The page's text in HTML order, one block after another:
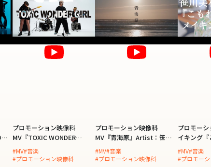
プロモーション映像科
MV『TOXIC WONDER
GIRL』Artist：Bug Holic
#MV#音楽
#プロモーション映像科
プロモーション映像科
MV『青海原』Artist：笹川
美和
#MV#音楽
#プロモーション映像科
プロモー
イキング『
Artist：笹
#MV#音楽
#プロモー